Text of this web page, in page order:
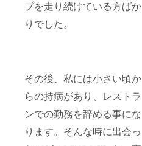
プを走り続けている方ばか
りでした。
その後、私には小さい頃か
らの持病があり、レストラ
ンでの勤務を辞める事にな
ります。そんな時に出会っ